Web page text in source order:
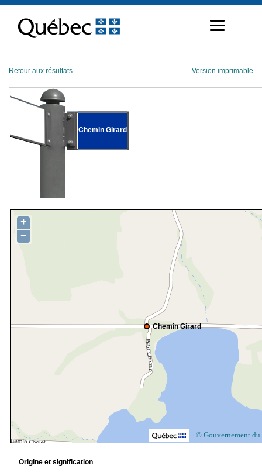
contenu
Retour aux résultats Version imprimable
Chemin Girard
Chemin Girard
+
−
© Gouvernement du
Origine et signification